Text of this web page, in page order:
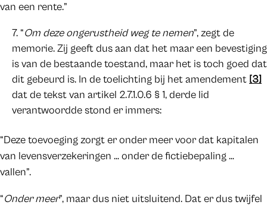
van een rente.”
“Om deze ongerustheid weg te nemen”, zegt de
memorie. Zij geeft dus aan dat het maar een bevestiging
is van de bestaande toestand, maar het is toch goed dat
dit gebeurd is. In de toelichting bij het amendement [3]
dat de tekst van artikel 2.7.1.0.6 § 1, derde lid
verantwoordde stond er immers:
“Deze toevoeging zorgt er onder meer voor dat kapitalen
van levensverzekeringen … onder de fictiebepaling …
vallen”.
“Onder meer”, maar dus niet uitsluitend. Dat er dus twijfel